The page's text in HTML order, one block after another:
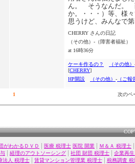
ん。 そうなんだ。
か。・・・）等、様
思うけど、みんなで
CHERRY さんの日記
（その他）-（障害者福祉）
at 16時36分
ケーキ作るの？ （その他）
[CHERRY]
HP開設
（その他） - （ご報
1 次のペ
がわかるＤＶＤ | 医療 税理士 医院 開業 | Ｍ＆Ａ 税理士 |
| 経理のアウトソーシング | 社団 財団 税理士 | 企業再
法人 税理士| 賃貸マンション管理業 税理士| 税務調査 税